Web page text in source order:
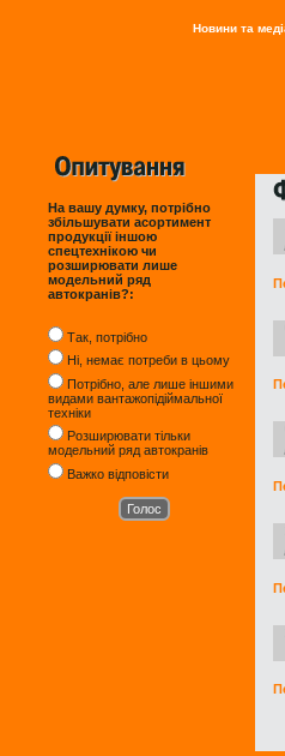
Новини та
На вашу думку, потрібно
збільшувати асортимент
продукції іншою
спецтехнікою чи
розширювати лише
модельний ряд
автокранів?:
Так, потрібно
Ні, немає потреби в цьому
Потрібно, але лише іншими
видами вантажопідіймальної
техніки
Розширювати тільки
модельний ряд автокранів
Важко відповісти